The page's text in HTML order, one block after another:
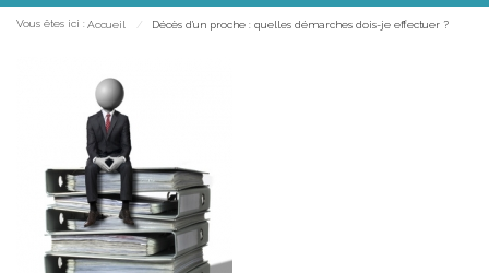
le
Vous êtes ici : Accueil Décès d'un proche : quelles démarches dois-je effectuer ?